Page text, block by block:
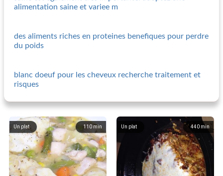
alimentation saine et variee m
des aliments riches en proteines benefiques pour perdre
du poids
blanc doeuf pour les cheveux recherche traitement et
risques
110 min
Un plat 440 min
Un plat